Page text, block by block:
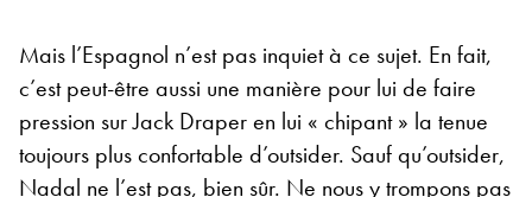
Mais l’Espagnol n’est pas inquiet à ce sujet. En fait,
c’est peut-être aussi une manière pour lui de faire
pression sur Jack Draper en lui « chipant » la tenue
toujours plus confortable d’outsider. Sauf qu’outsider,
Nadal ne l’est pas, bien sûr. Ne nous y trompons pas